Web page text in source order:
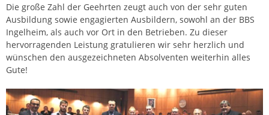
Die große Zahl der Geehrten zeugt auch von der sehr guten
Ausbildung sowie engagierten Ausbildern, sowohl an der BBS
Ingelheim, als auch vor Ort in den Betrieben. Zu dieser
hervorragenden Leistung gratulieren wir sehr herzlich und
wünschen den ausgezeichneten Absolventen weiterhin alles
Gute!